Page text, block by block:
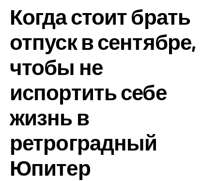
Когда стоит брать
отпуск в сентябре,
чтобы не
испортить себе
жизнь в
ретроградный
Юпитер